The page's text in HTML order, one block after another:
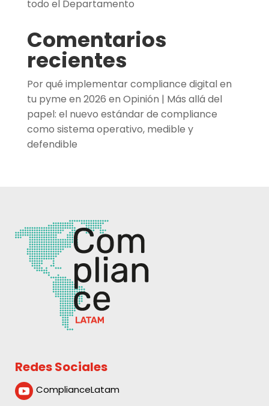
todo el Departamento
Comentarios
recientes
Por qué implementar compliance digital en
tu pyme en 2026 en Opinión | Más allá del
papel: el nuevo estándar de compliance
como sistema operativo, medible y
defendible
Redes Sociales
 ComplianceLatam